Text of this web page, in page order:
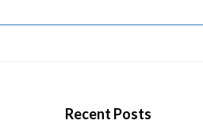
Recent Posts